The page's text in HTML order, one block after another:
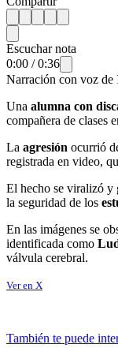
Escuchar nota
0:00 /0:36
Narración con voz de
Una alumna con
compañera de clases
La agresión ocurrió
registrada en video,
El hecho se viralizó y
la seguridad de los
En las imágenes se
identificada como
válvula cerebral.
Ver en X
También te puede